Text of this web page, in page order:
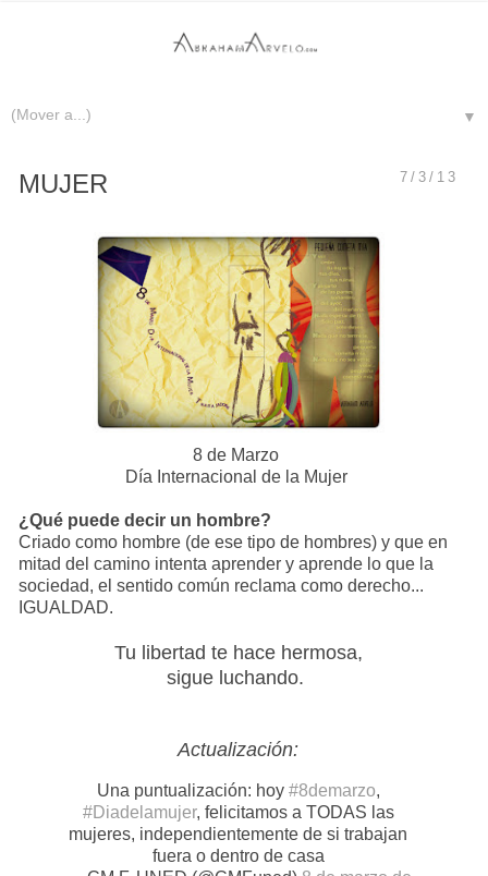
▼
7/3/13
MUJER
8 de Marzo
Día Internacional de la Mujer
¿Qué puede decir un hombre?
Criado como hombre (de ese tipo de hombres) y que en
mitad del camino intenta aprender y aprende lo que la
sociedad, el sentido común reclama como derecho...
IGUALDAD.
Tu libertad te hace hermosa,
sigue luchando.
Actualización:
Una puntualización: hoy #8demarzo,
#Diadelamujer, felicitamos a TODAS las
mujeres, independientemente de si trabajan
fuera o dentro de casa